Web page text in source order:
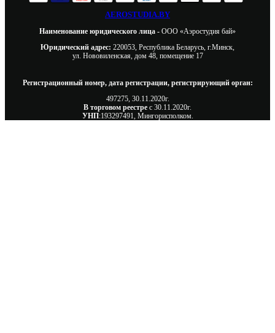
AEROSTUDIA.BY
Наименование юридического лица - ООО «Аэростудия бай»
Юридический адрес: 220053, Республика Беларусь, г.Минск,
ул. Нововиленская, дом 48, помещение 17
Регистрационный номер, дата регистрации, регистрирующий орган:
497275, 30.11.2020г.
В торговом реестре с 30.11.2020г.
УНП:193297491, Мингорисполком.